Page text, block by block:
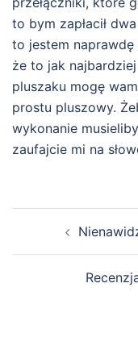
to bym zapłacił
to jestem
że to jak
pluszaku mogę
prostu pluszowy.
wykonanie
zaufajcie mi na
wpisy